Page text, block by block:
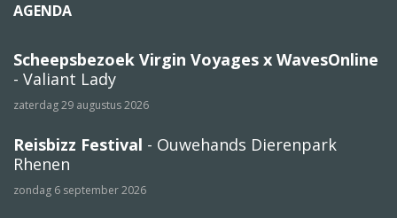
AGENDA
Scheepsbezoek Virgin Voyages x WavesOnline
- Valiant Lady
zaterdag 29 augustus 2026
Reisbizz Festival - Ouwehands Dierenpark
Rhenen
zondag 6 september 2026